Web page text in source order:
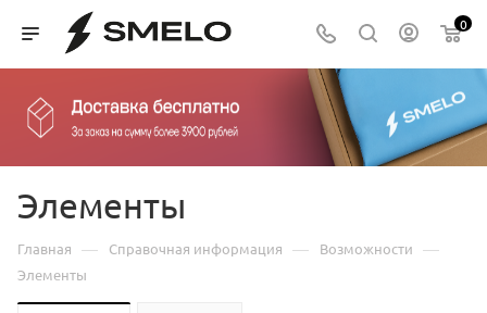
0
Элементы
Главная — Справочная информация — Возможности —
Элементы